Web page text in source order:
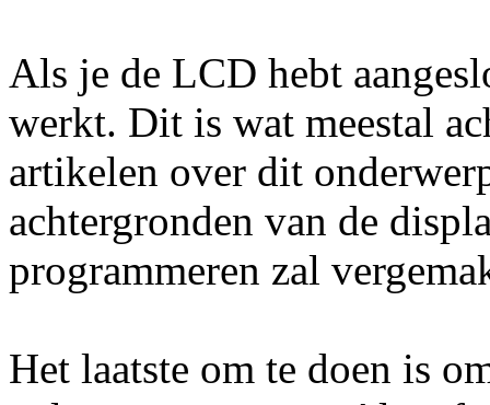
Als je de LCD hebt
werkt. Dit is wat meestal
artikelen over dit
achtergronden van de
programmeren zal
Het laatste om te doen is